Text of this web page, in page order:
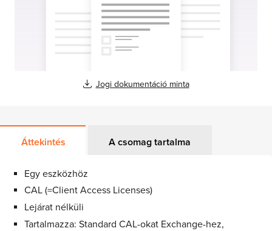
Jogi dokumentáció minta
Áttekintés A csomag tartalma
Egy eszközhöz
CAL (=Client Access Licenses)
Lejárat nélküli
Tartalmazza: Standard CAL-okat Exchange-hez,